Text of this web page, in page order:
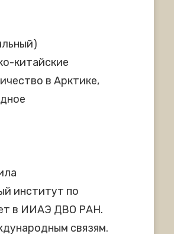
китайские
в Арктике,
институт по
в ИИАЭ ДВО РАН.
связям.